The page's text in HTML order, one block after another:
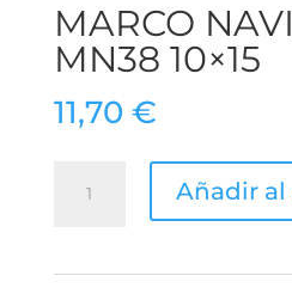
MARCO
MN38 10×15
11,70 €
Navidad
Añadir al